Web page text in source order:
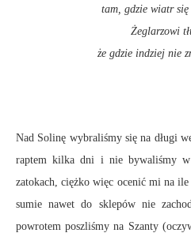
tam, gdzie wiatr
Żeglarzowi
że gdzie indziej nie
Nad Solinę wybraliśmy się na długi
raptem kilka dni i nie bywaliśmy
zatokach, ciężko więc ocenić mi na
sumie nawet do sklepów nie
powrotem poszliśmy na Szanty